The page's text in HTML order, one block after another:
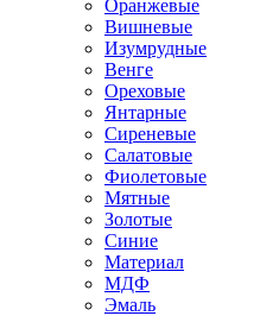
Оранжевые
Вишневые
Изумрудные
Венге
Ореховые
Янтарные
Сиреневые
Салатовые
Фиолетовые
Мятные
Золотые
Синие
Материал
МДФ
Эмаль